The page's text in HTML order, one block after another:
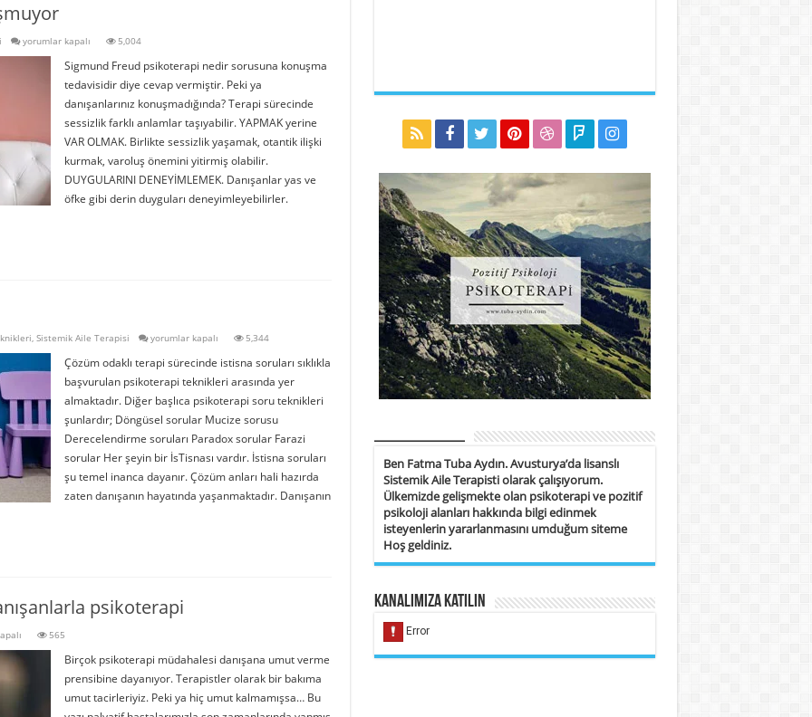
Eyvah!
yorumlar kapalı 5,004
Sigmund Freud psikoterapi nedir sorusuna konuşma
tedavisidir diye cevap vermiştir. Peki ya
danışanlarınız konuşmadığında? Terapi sürecinde
sessizlik farklı anlamlar taşıyabilir. YAPMAK yerine
VAR OLMAK. Birlikte sessizlik yaşamak, otantik ilişki
kurmak, varoluş önemini yitirmiş olabilir.
DUYGULARINI DENEYİMLEMEK. Danışanlar yas ve
öfke gibi derin duyguları deneyimleyebilirler.
, Sistemik Aile Terapisi
İstisna
için
yorumlar kapalı 5,344
Çözüm odaklı terapi sürecinde istisna soruları sıklıkla
başvurulan psikoterapi teknikleri arasında yer
almaktadır. Diğer başlıca psikoterapi soru teknikleri
şunlardır; Döngüsel sorular Mucize sorusu
Derecelendirme soruları Paradox sorular Farazi
sorular Her şeyin bir İsTisnası vardır. İstisna soruları
şu temel inanca dayanır. Çözüm anları hali hazırda
zaten danışanın hayatında yaşanmaktadır. Danışanın
psikoterapi
565
Birçok psikoterapi müdahalesi danışana umut verme
prensibine dayanıyor. Terapistler olarak bir bakıma
umut tacirleriyiz. Peki ya hiç umut kalmamışsa… Bu
__________
Ben Fatma Tuba Aydın. Avusturya’da lisanslı
Sistemik Aile Terapisti olarak çalışıyorum.
Ülkemizde gelişmekte olan psikoterapi ve pozitif
psikoloji alanları hakkında bilgi edinmek
isteyenlerin yararlanmasını umduğum siteme
Hoş geldiniz.
Kanalımıza Katılın